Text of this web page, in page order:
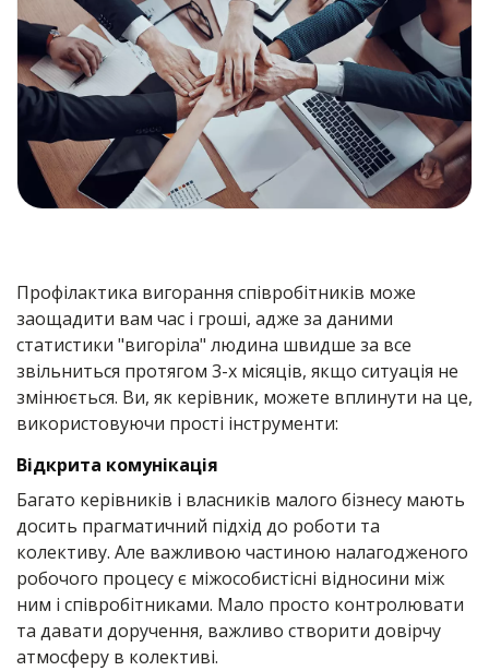
Профілактика вигорання співробітників може
заощадити вам час і гроші, адже за даними
статистики "вигоріла" людина швидше за все
звільниться протягом 3-х місяців, якщо ситуація не
змінюється. Ви, як керівник, можете вплинути на це,
використовуючи прості інструменти:
Відкрита комунікація
Багато керівників і власників малого бізнесу мають
досить прагматичний підхід до роботи та
колективу. Але важливою частиною налагодженого
робочого процесу є міжособистісні відносини між
ним і співробітниками. Мало просто контролювати
та давати доручення, важливо створити довірчу
атмосферу в колективі.